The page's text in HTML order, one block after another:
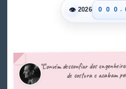
👁 2026
0
1
6
7
0
1
6
7
0
1
6
7
.
“Convém desconfiar dos
de costura e acabam